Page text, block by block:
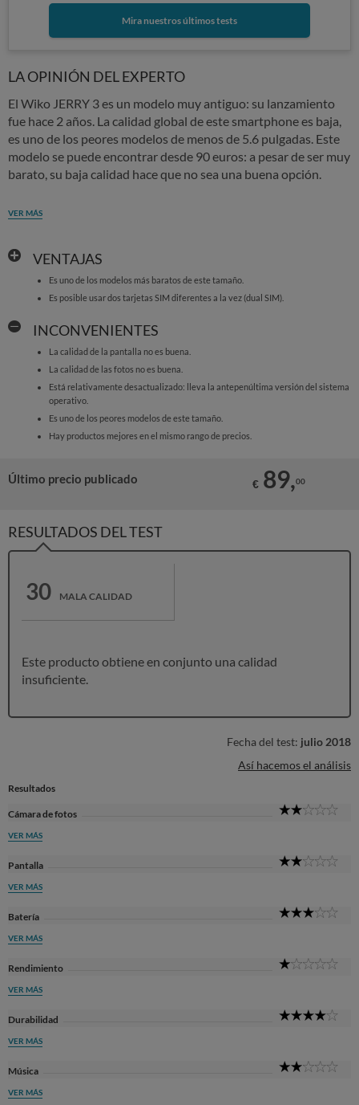
Mira nuestros últimos tests
LA OPINIÓN DEL EXPERTO
El Wiko JERRY 3 es un modelo muy antiguo: su lanzamiento
fue hace 2 años. La calidad global de este smartphone es baja,
es uno de los peores modelos de menos de 5.6 pulgadas. Este
modelo se puede encontrar desde 90 euros: a pesar de ser muy
barato, su baja calidad hace que no sea una buena opción.
VER MÁS
VENTAJAS
Es uno de los modelos más baratos de este tamaño.
Es posible usar dos tarjetas SIM diferentes a la vez (dual SIM).
INCONVENIENTES
La calidad de la pantalla no es buena.
La calidad de las fotos no es buena.
Está relativamente desactualizado: lleva la antepenúltima versión del sistema
operativo.
Es uno de los peores modelos de este tamaño.
Hay productos mejores en el mismo rango de precios.
Último precio publicado € 89,00
RESULTADOS DEL TEST
30 MALA CALIDAD
Este producto obtiene en conjunto una calidad
insuficiente.
Fecha del test: julio 2018
Así hacemos el análisis
Resultados
Cámara de fotos
VER MÁS
Pantalla
VER MÁS
Batería
VER MÁS
Rendimiento
VER MÁS
Durabilidad
VER MÁS
Música
VER MÁS